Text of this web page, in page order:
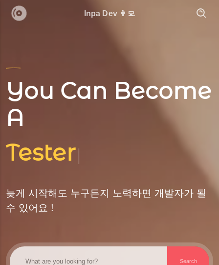
You Can Become
A
Tester|
늦게 시작해도 누구든지 노력하면 개발자가 될
수 있어요 !
Search
Inpa Dev 👨‍💻